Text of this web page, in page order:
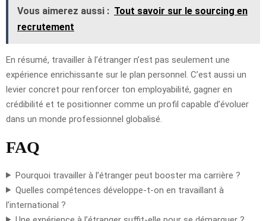
Vous aimerez aussi : Tout savoir sur le sourcing en
recrutement
En résumé, travailler à l’étranger n’est pas seulement une
expérience enrichissante sur le plan personnel. C’est aussi un
levier concret pour renforcer ton employabilité, gagner en
crédibilité et te positionner comme un profil capable d’évoluer
dans un monde professionnel globalisé.
FAQ
Pourquoi travailler à l’étranger peut booster ma carrière ?
Quelles compétences développe-t-on en travaillant à
l’international ?